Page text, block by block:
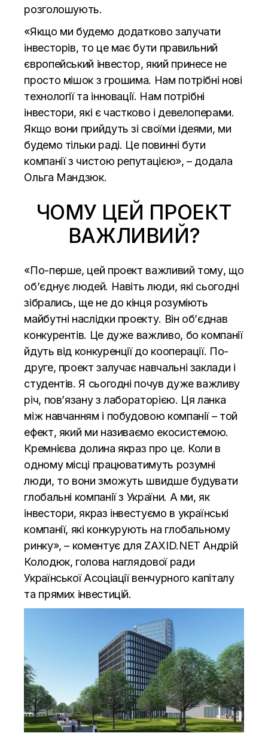
розголошують.
«Якщо ми будемо додатково залучати
інвесторів, то це має бути правильний
європейський інвестор, який принесе не
просто мішок з грошима. Нам потрібні нові
технології та інновації. Нам потрібні
інвестори, які є частково і девелоперами.
Якщо вони прийдуть зі своїми ідеями, ми
будемо тільки раді. Це повинні бути
компанії з чистою репутацією», – додала
Ольга Мандзюк.
ЧОМУ ЦЕЙ ПРОЕКТ
ВАЖЛИВИЙ?
«По-перше, цей проект важливий тому, що
об’єднує людей. Навіть люди, які сьогодні
зібрались, ще не до кінця розуміють
майбутні наслідки проекту. Він об’єднав
конкурентів. Це дуже важливо, бо компанії
йдуть від конкуренції до кооперації. По-
друге, проект залучає навчальні заклади і
студентів. Я сьогодні почув дуже важливу
річ, пов’язану з лабораторією. Ця ланка
між навчанням і побудовою компанії – той
ефект, який ми називаємо екосистемою.
Кремнієва долина якраз про це. Коли в
одному місці працюватимуть розумні
люди, то вони зможуть швидше будувати
глобальні компанії з України. А ми, як
інвестори, якраз інвестуємо в українські
компанії, які конкурують на глобальному
ринку», – коментує для ZAXID.NET Андрій
Колодюк, голова наглядової ради
Української Асоціації венчурного капіталу
та прямих інвестицій.